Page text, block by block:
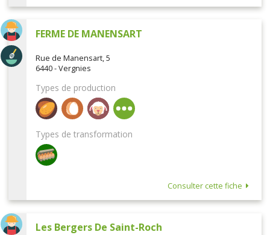
FERME DE MANENSART
Rue de Manensart, 5
6440 - Vergnies
Types de production
Types de transformation
Consulter cette fiche
Les Bergers De Saint-Roch